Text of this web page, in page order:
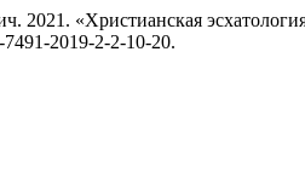
2021. «Христианская
2019-2-2-10-20.